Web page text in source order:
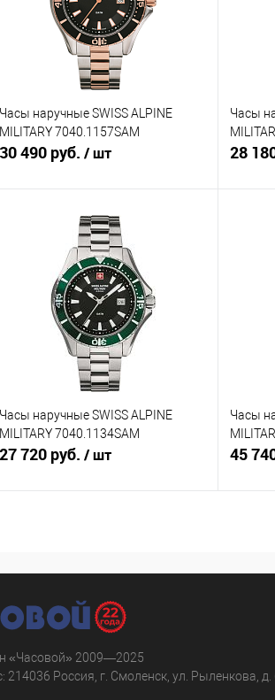
Часы наручные SWISS ALPINE
MILITARY 7040.1157SAM
30 490 руб. / шт
В корзину
Купить в 1 клик
К сравнению
В избранное
В наличии
Часы
28
В
Часы наручные SWISS ALPINE
MILITARY 7040.1134SAM
27 720 руб. / шт
Купить в 1 клик
К сравнению
В избранное
Часы
45
«Часовой» 2009—2025
214036 Россия, г. Смоленск, ул. Рыленкова, д.